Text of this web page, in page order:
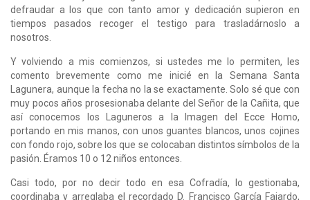
defraudar a los que con tanto amor y dedicación supieron en
tiempos pasados recoger el testigo para trasladárnoslo a
nosotros.
Y volviendo a mis comienzos, si ustedes me lo permiten, les
comento brevemente como me inicié en la Semana Santa
Lagunera, aunque la fecha no la se exactamente. Solo sé que con
muy pocos años prosesionaba delante del Señor de la Cañita, que
así conocemos los Laguneros a la Imagen del Ecce Homo,
portando en mis manos, con unos guantes blancos, unos cojines
con fondo rojo, sobre los que se colocaban distintos símbolos de la
pasión. Éramos 10 o 12 niños entonces.
Casi todo, por no decir todo en esa Cofradía, lo gestionaba,
coordinaba y arreglaba el recordado D. Francisco García Fajardo,